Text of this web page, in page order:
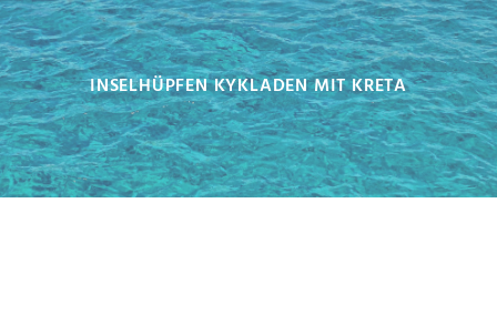
INSELHÜPFEN KYKLADEN MIT KRETA